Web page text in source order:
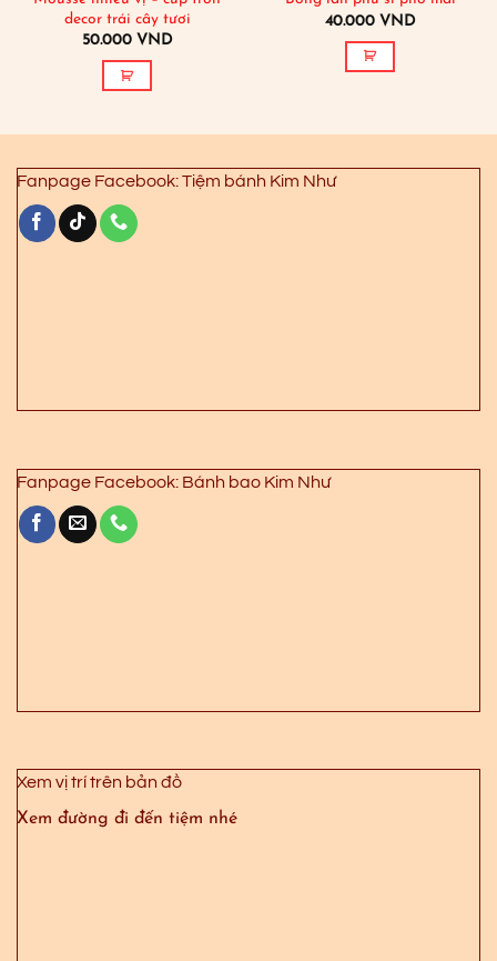
decor trái cây tươi
50.000 VND
40.000 VND
Fanpage Facebook: Tiệm bánh Kim Như
Fanpage Facebook: Bánh bao Kim Như
Xem vị trí trên bản đồ
Xem đường đi đến tiệm nhé